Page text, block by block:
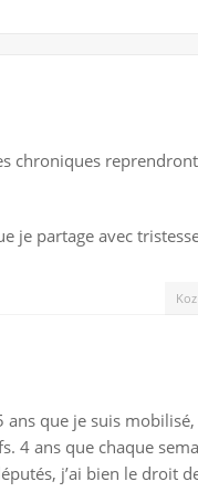
chroniques
je partage avec
Koz
ans que je suis
4 ans que chaque
j’ai bien le droit